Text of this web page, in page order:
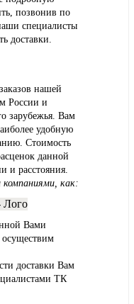
позвонив по
специалисты
доставки.
нашей
России и
зарубежья. Вам
удобную
Стоимость
данной
и расстояния.
как:
Вами
доставки Вам
ТК